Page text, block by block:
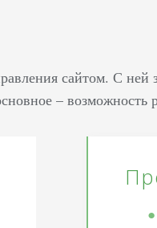
сайтом. С ней
– возможность